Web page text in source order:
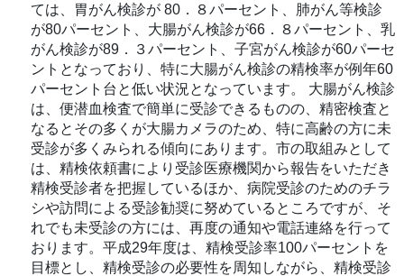
ては、胃がん検診が 80．８パーセント、肺がん等検診
が80パーセント、大腸がん検診が66．８パーセント、乳
がん検診が89．３パーセント、子宮がん検診が60パーセ
ントとなっており、特に大腸がん検診の精検率が例年60
パーセント台と低い状況となっています。 大腸がん検診
は、便潜血検査で簡単に受診できるものの、精密検査と
なるとその多くが大腸カメラのため、特に高齢の方に未
受診が多くみられる傾向にあります。市の取組みとして
は、精検依頼書により受診医療機関から報告をいただき
精検受診者を把握しているほか、病院受診のためのチラ
シや訪問による受診勧奨に努めているところですが、そ
れでも未受診の方には、再度の通知や電話連絡を行って
おります。平成29年度は、精検受診率100パーセントを
目標とし、精検受診の必要性を周知しながら、精検受診